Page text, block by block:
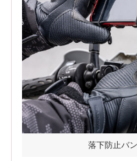
落下防止バ